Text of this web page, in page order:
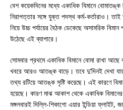
বেশ কয়েকদিনের মধ্যে একাধিক বিমানে বোমাতঙ্ক
নিরাপত্তার সঙ্গে যুক্ত পদস্থ কর্ম-কর্তারাও।
নিয়ে উচ্চ পর্যায়ের বৈঠক ডেকেছে অসামরিক
উঠেছে এই ব্যাপারে।
সোমবার প্রথমে একাধিক বিমানে বোমা রাখা
খবরে আরও আতঙ্ক বাড়ে। তবে দু’দিনই দেখা
তথ্য রটিয়ে আতঙ্ক সৃষ্টি করেছে। এই কারণে
হয়েছে। কারণ মাঝ আকাশ থেকে একাধিক
মঙ্গলবারই দিল্লি-শিকাগো এয়ার ইন্ডিয়া ফ্লাইট,